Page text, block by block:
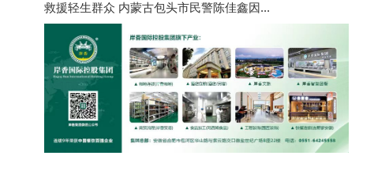
救援轻生群众 内蒙古包头市民警陈佳鑫因...